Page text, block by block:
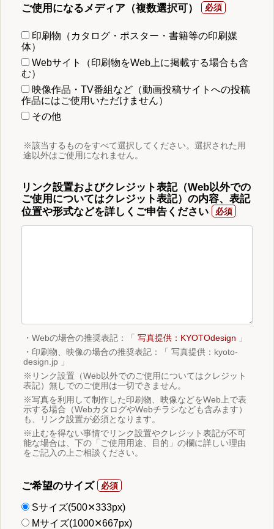
ご使用になるメディア（複数選択可）
印刷物（カタログ・ポスター・書籍等の印刷媒
体）
Webサイト（印刷物をWeb上に掲載する場合も含
む）
映像作品・TV番組など（動画投稿サイトへの投稿
作品にはご使用いただけません）
その他
※該当するものをすべて選択してください。選択された用
途以外はご使用になれません。
リンク設置およびクレジット表記（Web以外での
ご使用についてはクレジット表記）の内容、表記
位置や形式などを詳しくご申告ください
・Webの場合の推奨表記：「 写真提供：KYOTOdesign 」
・印刷物、映像の場合の推奨表記：「 写真提供：kyoto-
design.jp 」
※リンク設置（Web以外でのご使用についてはクレジット
表記）無しでのご使用は一切できません。
※写真を利用して制作した印刷物、映像などをWeb上で表
示する場合（WebカタログやWebチラシなども含みます）
も、リンク設置が必須となります。
※止むを得ない事情でリンク設置やクレジット表記が不可
能な場合は、下の「ご使用用途、目的」の欄に詳しい理由
をご記入の上ご相談ください。
ご希望のサイズ
Sサイズ(500✕333px)
Mサイズ(1000✕667px)